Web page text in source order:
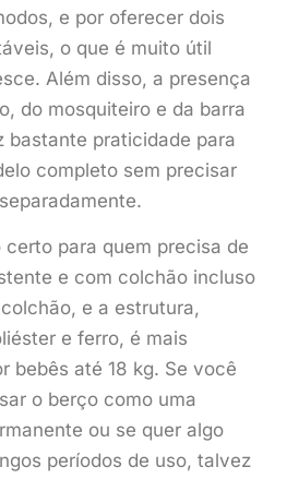
e por oferecer dois
o que é muito útil
Além disso, a presença
do mosquiteiro e da barra
bastante praticidade para
completo sem precisar
para quem precisa de
e com colchão incluso
e a estrutura,
e ferro, é mais
bebês até 18 kg. Se você
o berço como uma
ou se quer algo
períodos de uso, talvez